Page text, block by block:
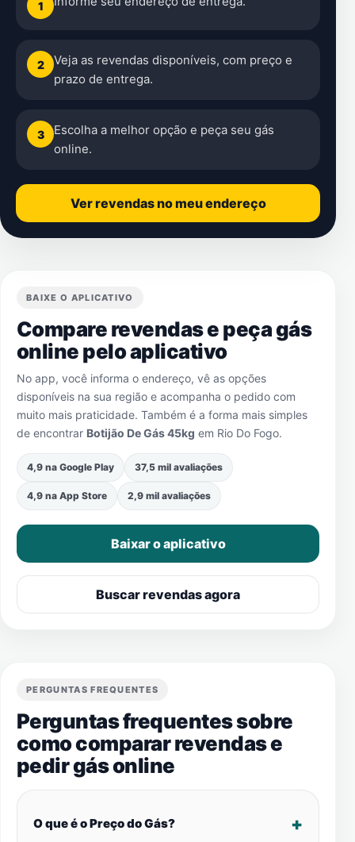
1
2
Veja as revendas disponíveis, com preço e
prazo de entrega.
3
Escolha a melhor opção e peça seu gás
online.
Ver revendas no meu endereço
BAIXE O APLICATIVO
Compare revendas e peça gás
online pelo aplicativo
No app, você informa o endereço, vê as opções
disponíveis na sua região e acompanha o pedido com
muito mais praticidade. Também é a forma mais simples
de encontrar Botijão De Gás 45kg em Rio Do Fogo.
4,9 na Google Play 37,5 mil avaliações
4,9 na App Store 2,9 mil avaliações
Baixar o aplicativo
Buscar revendas agora
PERGUNTAS FREQUENTES
Perguntas frequentes sobre
como comparar revendas e
pedir gás online
O que é o Preço do Gás?